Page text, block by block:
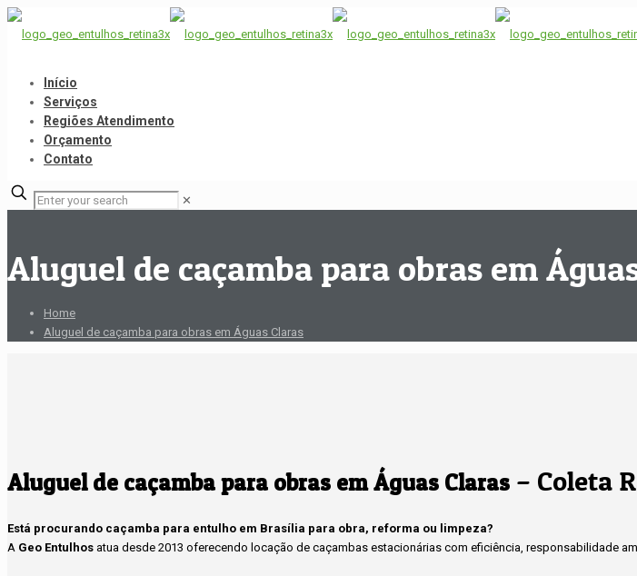
Início
Serviços
Regiões Atendimento
Orçamento
Contato
✕
Aluguel de caçamba para obras em
Home
Aluguel de caçamba para obras em Águas Claras
Aluguel de caçamba para obras em Águas Claras – Coleta
Está procurando caçamba para entulho em Brasília para obra, reforma ou limpeza?
A Geo Entulhos atua desde 2013 oferecendo locação de caçambas estacionárias com eficiência, responsabilidade